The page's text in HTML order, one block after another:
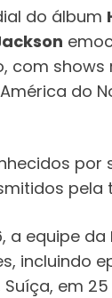
do álbum
com shows
do
pela
a equipe da
incluindo
em